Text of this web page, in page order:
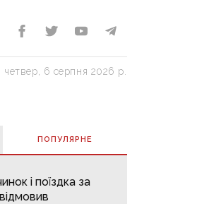
четвер, 6 серпня 2026 р.
ПОПУЛЯРНE
і поїздка за